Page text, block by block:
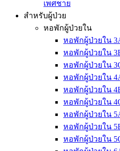
เพศชาย
สำหรับผู้ป่วย
หอพักผู้ป่วยใน
หอพักผู้ป่วยใน
หอพักผู้ป่วยใน
หอพักผู้ป่วยใน
หอพักผู้ป่วยใน
หอพักผู้ป่วยใน
หอพักผู้ป่วยใน
หอพักผู้ป่วยใน
หอพักผู้ป่วยใน
หอพักผู้ป่วยใน